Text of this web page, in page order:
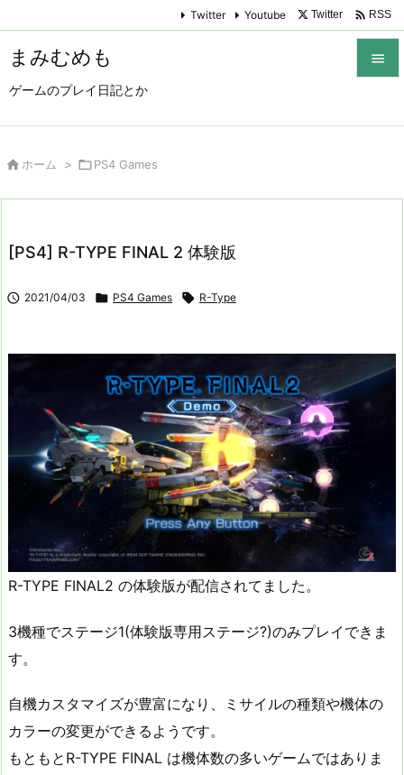
まみむめも
ゲームのプレイ日記とか

Twitter Youtube Twitter  RSS
 ホーム > PS4 Games
[PS4] R-TYPE FINAL 2 体験版
 2021/04/03  PS4 Games  R-Type
R-TYPE FINAL2 の体験版が配信されてました。
3機種でステージ1(体験版専用ステージ?)のみプレイできま
す。
自機カスタマイズが豊富になり、ミサイルの種類や機体の
カラーの変更ができるようです。
もともとR-TYPE FINAL は機体数の多いゲームではありま